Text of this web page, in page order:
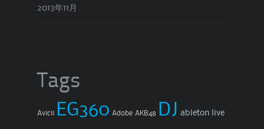
2013年11月
Tags
Avicii EG360 Adobe AKB48 DJ ableton live